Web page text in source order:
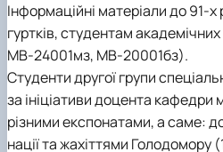
Інформаційні матеріали до 91-
гуртків, студентам
МВ-24001мз, МВ-20001бз).
Студенти другої групи
за ініціативи доцента кафедри
різними експонатами, а саме:
нації та жахіттями Голодомору